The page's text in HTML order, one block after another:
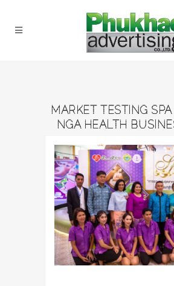
MARKET TESTING
NGA HEALTH